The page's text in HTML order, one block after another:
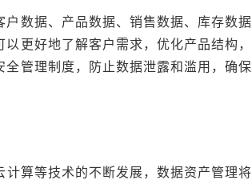
数据、产品数据、销售数据、库存数据
更好地了解客户需求，优化产品结构，
管理制度，防止数据泄露和滥用，确保
算等技术的不断发展，数据资产管理将